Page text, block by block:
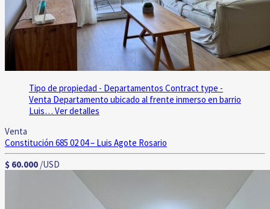
Tipo de propiedad - Departamentos Contract type -
Venta Departamento ubicado al frente inmerso en barrio
Luis… Ver detalles
Venta
Constitución 685 02 04 – Luis Agote Rosario
$ 60.000 /USD